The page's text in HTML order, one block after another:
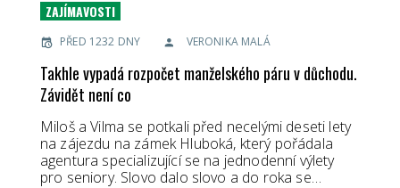
ZAJÍMAVOSTI
PŘED 1232 DNY VERONIKA MALÁ
Takhle vypadá rozpočet manželského páru v důchodu.
Závidět není co
Miloš a Vilma se potkali před necelými deseti lety
na zájezdu na zámek Hluboká, který pořádala
agentura specializující se na jednodenní výlety
pro seniory. Slovo dalo slovo a do roka se…